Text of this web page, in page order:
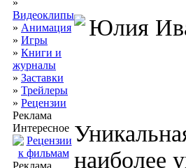
»
Видеоклипы
» Анимация
» Игры
» Книги и
журналы
» Заставки
» Трейлеры
» Рецензии
Реклама
Интересное
Реклама
наиболее